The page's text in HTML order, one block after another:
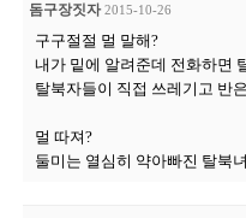
돔구장짓자 2015-10-26
구구절절 멀 말해?
내가 밑에 알려준데 전화하면
탈북자들이 직접 쓰레기고 반
멀 따져?
둘미는 열심히 약아빠진 탈북